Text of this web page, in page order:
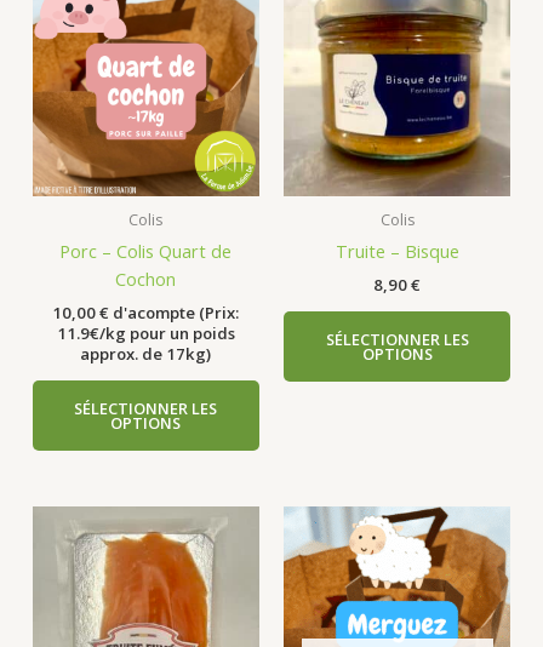
Colis
Porc – Colis Quart de
Cochon
10,00€ d'acompte (Prix:
11.9€/kg pour un poids
approx. de 17kg)
SÉLECTIONNER LES
OPTIONS
Colis
Truite – Bisque
8,90€
SÉLECTIONNER LES
OPTIONS